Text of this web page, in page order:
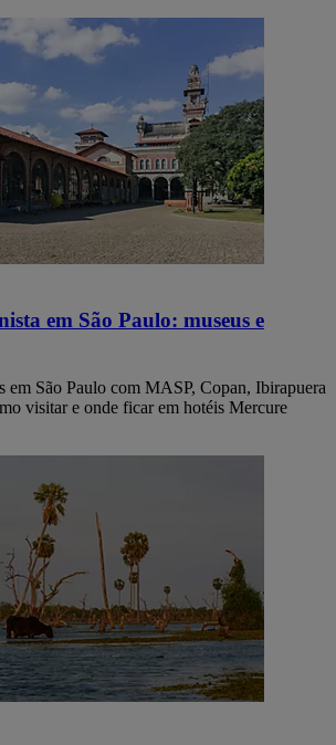
em São Paulo: museus e
em São Paulo com MASP, Copan, Ibirapuera
visitar e onde ficar em hotéis Mercure